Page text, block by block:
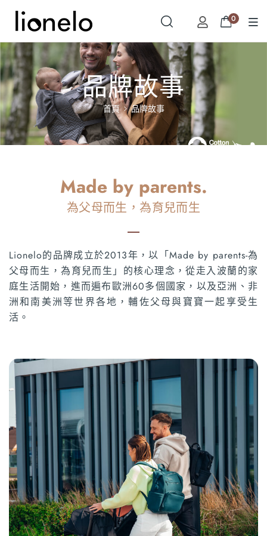
0
品牌故事
首頁 品牌故事
Made by parents.
為父母而生，為育兒而生
Lionelo的品牌成立於2013年，以「Made by parents-為
父母而生，為育兒而生」的核心理念，從走入波蘭的家
庭生活開始，進而遍布歐洲60多個國家，以及亞洲、非
洲和南美洲等世界各地，輔佐父母與寶寶一起享受生
活。